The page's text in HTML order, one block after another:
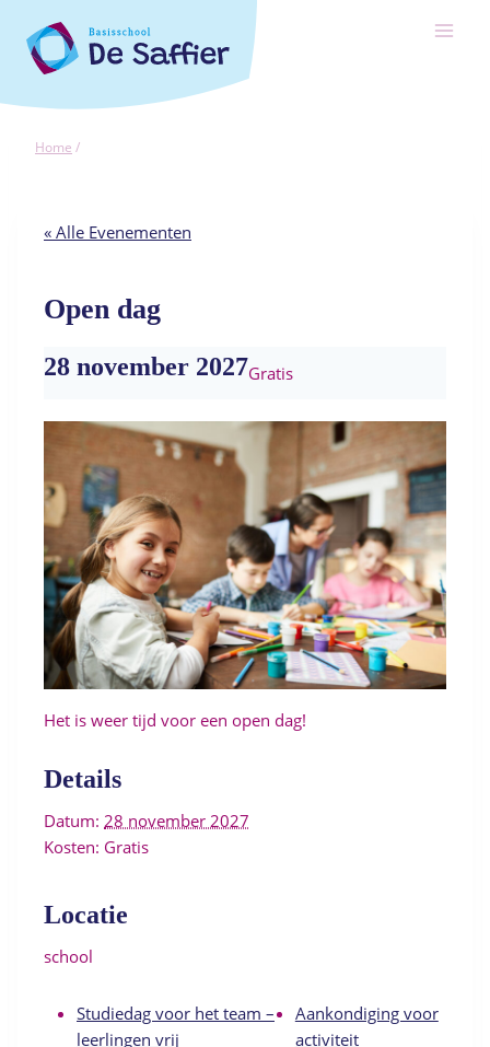
naar
Home /
« Alle Evenementen
Open dag
28 november 2027Gratis
Het is weer tijd voor een open dag!
Details
Datum: 28 november 2027
Kosten: Gratis
Locatie
school
Studiedag voor het team –
leerlingen vrij
Aankondiging voor
activiteit